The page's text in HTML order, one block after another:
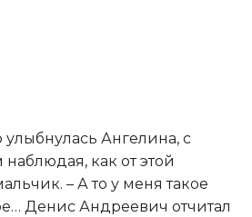
Ангелина, с
как от этой
– А то у меня такое
Денис Андреевич отчитал